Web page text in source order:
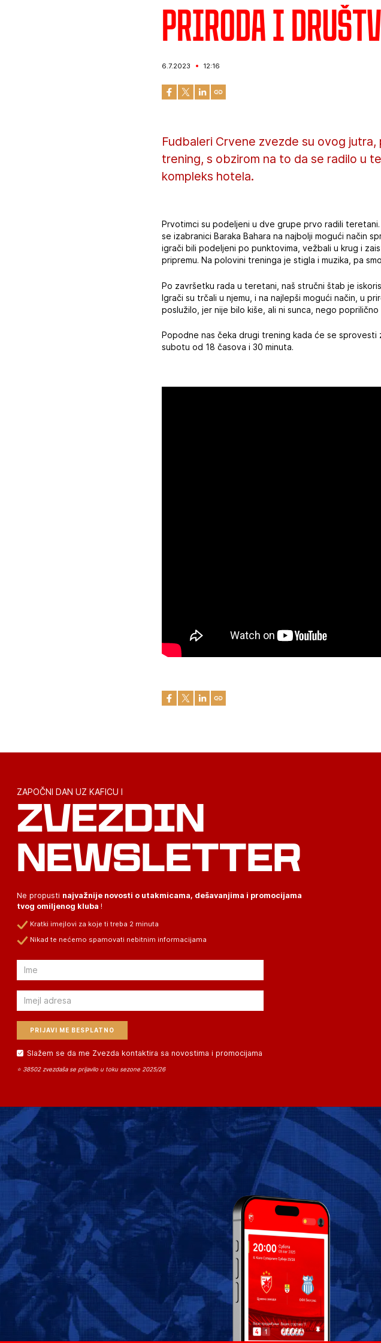
Priroda i
6.7.2023 12:16
Fudbaleri Crvene zvezde su ovog
trening, s obzirom na to da se radilo u
kompleks hotela.
Prvotimci su podeljeni u dve grupe prvo radili
se izabranici Baraka Bahara na najbolji mogući način
igrači bili podeljeni po punktovima, vežbali u krug i
pripremu. Na polovini treninga je stigla i muzika, pa
Po završetku rada u teretani, naš stručni štab je
Igrači su trčali u njemu, i na najlepši mogući način, u
poslužilo, jer nije bilo kiše, ali ni sunca, nego
Popodne nas čeka drugi trening kada će se
subotu od 18 časova i 30 minuta.
ZAPOČNI DAN UZ KAFICU I
ZVEZDIN
NEWSLETTER
Ne propusti najvažnije novosti o utakmicama, dešavanjima i promocijama
tvog omiljenog kluba !
Kratki imejlovi za koje ti treba 2 minuta
Nikad te nećemo spamovati nebitnim informacijama
Email
Email
Slažem se da me Zvezda kontaktira sa novostima i promocijama
⭐ 38502 zvezdaša se prijavilo u toku sezone 2025/26